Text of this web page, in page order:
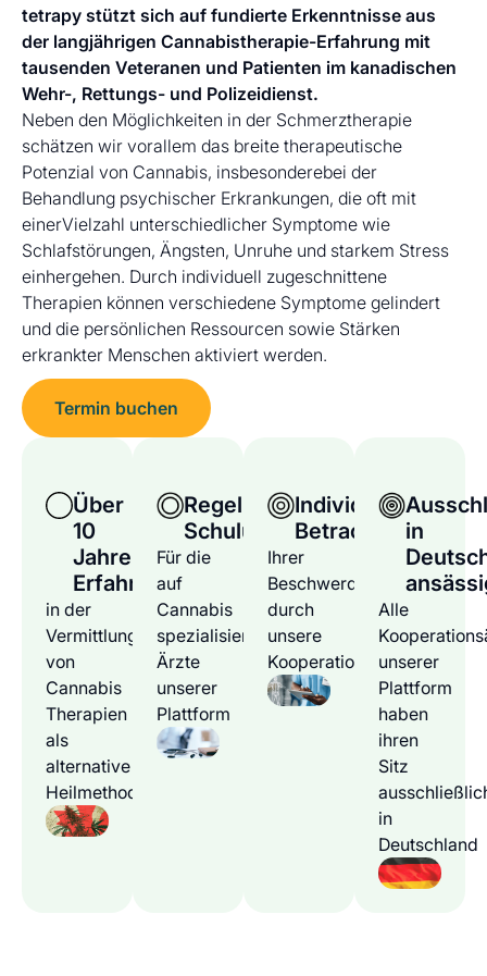
tetrapy stützt sich auf fundierte Erkenntnisse aus
der langjährigen Cannabistherapie-Erfahrung mit
tausenden Veteranen und Patienten im kanadischen
Wehr-, Rettungs- und Polizeidienst.
Neben den Möglichkeiten in der Schmerztherapie
schätzen wir vorallem das breite therapeutische
Potenzial von Cannabis, insbesonderebei der
Behandlung psychischer Erkrankungen, die oft mit
einerVielzahl unterschiedlicher Symptome wie
Schlafstörungen, Ängsten, Unruhe und starkem Stress
einhergehen. Durch individuell zugeschnittene
Therapien können verschiedene Symptome gelindert
und die persönlichen Ressourcen sowie Stärken
erkrankter Menschen aktiviert werden.
Termin buchen
Über
10
Jahre
Erfahrung
in der
Vermittlung
von
Cannabis
Therapien
als
alternative
Heilmethode
Regelmäßige
Schulungen
Für die
auf
Cannabis
spezialisierten
Ärzte
unserer
Plattform
Individuelle
Betrachtung
Ihrer
Beschwerden
durch
unsere
Kooperationsärzte
in
Alle
unserer
Plattform
haben
ihren
Sitz
in
Deutschland